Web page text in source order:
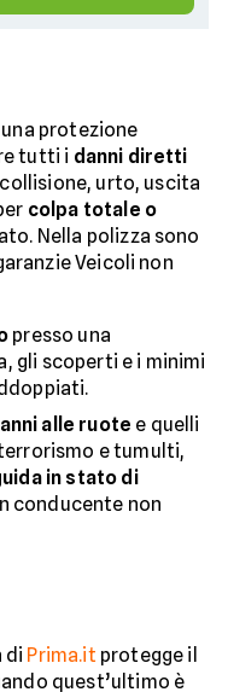
protezione
tutti i danni diretti
urto, uscita
colpa totale o
Nella polizza sono
Veicoli non
presso una
gli scoperti e i minimi
alle ruote e quelli
e tumulti,
in stato di
conducente non
di Prima.it protegge il
quest’ultimo è